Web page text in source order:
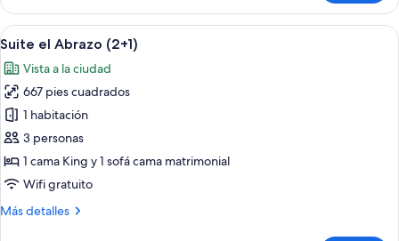
el
Abrazo
Abrir
todas
las
fotos
de
Suite
el
Abrazo
Una terraza en la azotea con
13
Suite el Abrazo (2+1)
Vista a la ciudad
667 pies cuadrados
1 habitación
3 personas
1 cama King y 1 sofá cama matrimonial
Wifi gratuito
Más detalles
Más